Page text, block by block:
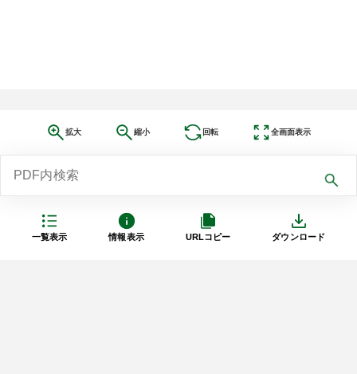
一覧表示 情報表示 URLコピー ダウンロード
拡大 縮小 回転 全画面表示